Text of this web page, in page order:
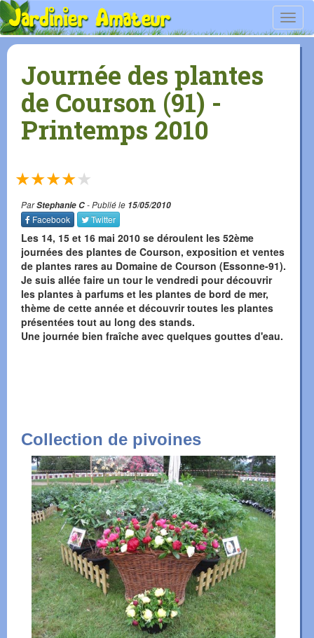
Journée des plantes
de Courson (91) -
Printemps 2010
★
★
★
★
★
ParStephanie C- Publié le 15/05/2010
Facebook
Twitter
Les 14, 15 et 16 mai 2010 se déroulent les 52ème
journées des plantes de Courson, exposition et ventes
de plantes rares au Domaine de Courson (Essonne-91).
Je suis allée faire un tour le vendredi pour découvrir
les plantes à parfums et les plantes de bord de mer,
thème de cette année et découvrir toutes les plantes
présentées tout au long des stands.
Une journée bien fraîche avec quelques gouttes d'eau.
Collection de pivoines